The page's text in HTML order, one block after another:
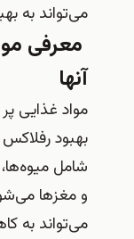
می‌تواند به
معرفی
آنها
مواد غذایی
بهبود
شامل
و مغزها
می‌تواند به